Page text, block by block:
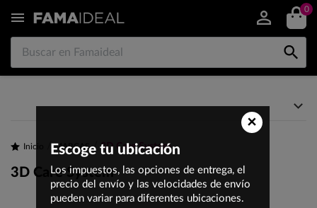
 0

Inicio MARCAS 3D Care System
3D Care System
×
Escoge tu ubicación
Los impuestos, las opciones de entrega, el
precio del envío y las velocidades de envío
pueden variar para diferentes ubicaciones.